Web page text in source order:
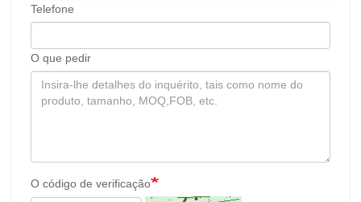
Telefone
O que pedir
O código de verificação